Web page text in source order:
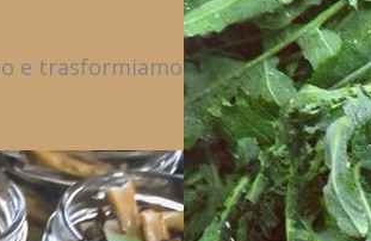
e trasformiamo